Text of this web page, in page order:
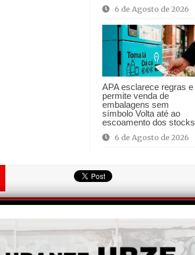
6 de Agosto de 2026
APA esclarece regras e
permite venda de
embalagens sem
símbolo Volta até ao
escoamento dos stocks
6 de Agosto de 2026
Distritos de Coimbra, Guarda
e Viseu com aviso laranja
devido a trovoadas, granizo e